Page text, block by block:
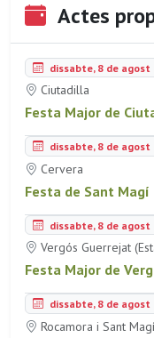
Actes
dissabte, 8 de agost
Ciutadilla
Festa Major de
dissabte, 8 de agost
Cervera
Festa de Sant Magí
dissabte, 8 de agost
Vergós Guerrejat
Festa Major de
dissabte, 8 de agost
Rocamora i Sant